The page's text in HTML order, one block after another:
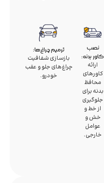
نصب
کاور بدنه:
ارائه
کاورهای
محافظ
بدنه برای
جلوگیری
از خط و
خش و
عوامل
خارجی.
ترمیم چراغ‌ها:
بازسازی شفافیت
چراغ‌های جلو و عقب
خودرو.